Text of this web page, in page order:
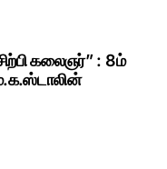
கலைஞர்” : 8ம்